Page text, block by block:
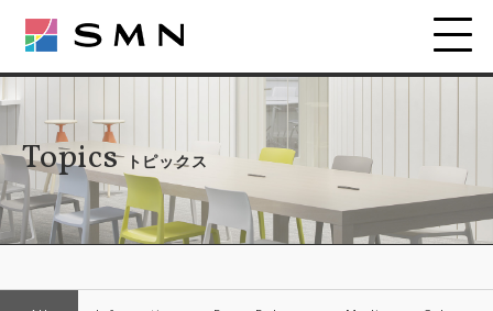
Topics トピックス